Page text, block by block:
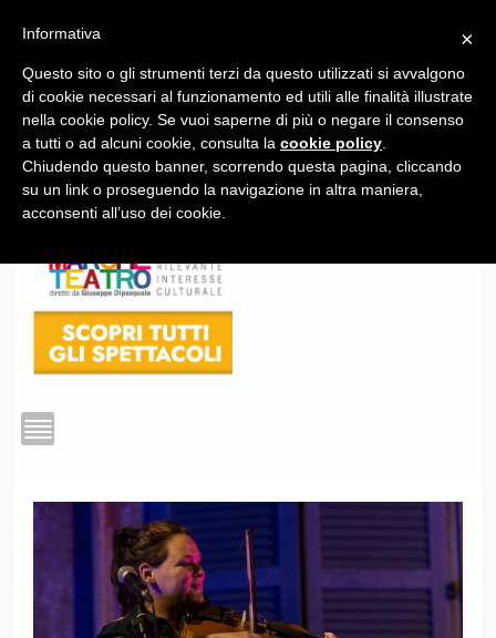
1
×
Informativa
Questo sito o gli strumenti terzi da questo utilizzati si avvalgono
di cookie necessari al funzionamento ed utili alle finalità illustrate
nella cookie policy. Se vuoi saperne di più o negare il consenso
a tutti o ad alcuni cookie, consulta la cookie policy
Chiudendo questo banner, scorrendo questa pagina, cliccando
su un link o proseguendo la navigazione in altra maniera,
acconsenti all’uso dei cookie.